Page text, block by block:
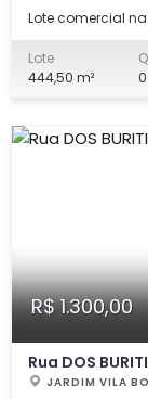
Lote comercial
alta visibilidade.
fácil acesso e excelente
Lote
444,50 m²
0
R$ 1.300,00
Rua DOS
JARDIM VILA